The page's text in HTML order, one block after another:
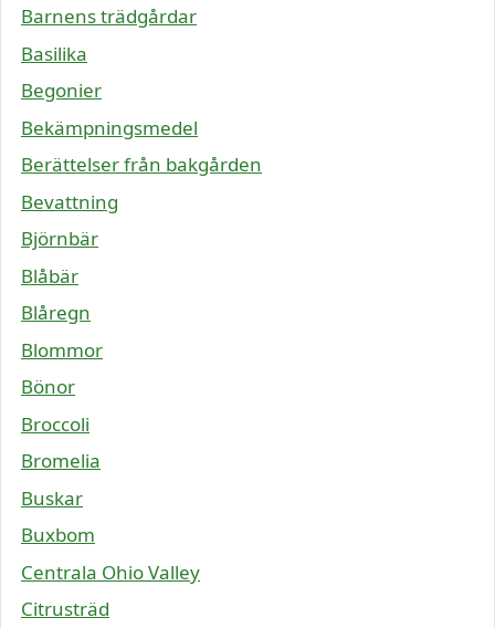
Barnens trädgårdar
Basilika
Begonier
Bekämpningsmedel
Berättelser från bakgården
Bevattning
Björnbär
Blåbär
Blåregn
Blommor
Bönor
Broccoli
Bromelia
Buskar
Buxbom
Centrala Ohio Valley
Citrusträd